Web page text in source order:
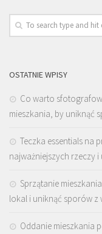
OSTATNIE WPISY
Co warto
mieszkania, by uniknąć
Teczka essentials na
najważniejszych rzeczy
Sprzątanie
lokal i uniknąć sporów z
Oddanie mieszkania